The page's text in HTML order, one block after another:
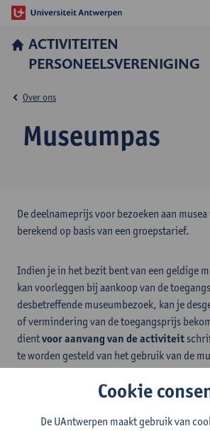
ACTIVITEITEN
PERSONEELSVERENIGING
Museumpas
Over ons
De deelnameprijs voor bezoeken aan
berekend op basis van een groepstarief.
Indien je in het bezit bent van een geldige
kan voorleggen bij aankoop van de
desbetreffende museumbezoek, kan je
of vermindering van de toegangsprijs
dientvoor aanvangvan de activiteit
te worden gesteld van het gebruik van de
Het voordeel van de vermindering wordt in
voorwaarde dat het groepstarief niet in het
Cookie
De UAntwerpen maakt gebruik van